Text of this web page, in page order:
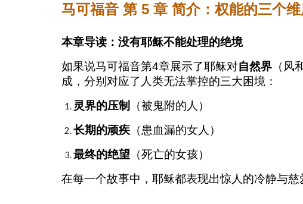
马可福音 第 5 章 简介：权能的三个
本章导读：没有耶稣不能处理的绝境
如果说马可福音第4章展示了耶稣对自然界（风
成，分别对应了人类无法掌控的三大困境：
灵界的压制
（被鬼附的人）
长期的顽疾（患血漏的女人）
最终的绝望 （死亡的女孩）
在每一个故事中，耶稣都表现出惊人的冷静与